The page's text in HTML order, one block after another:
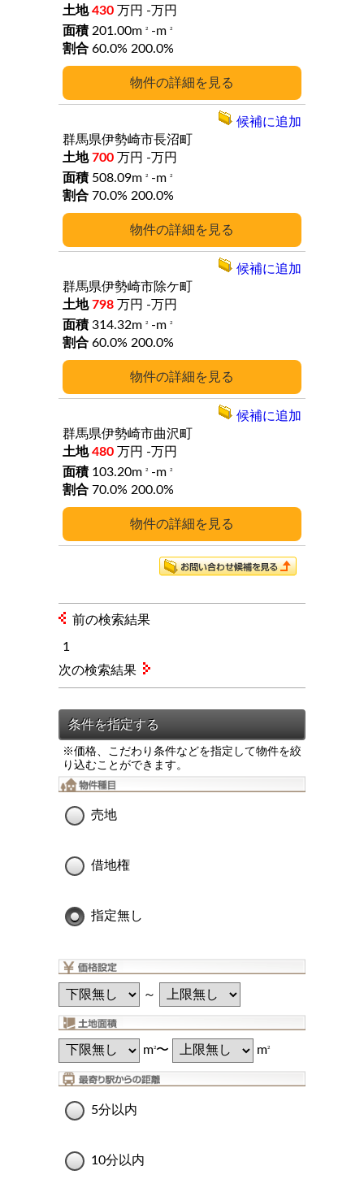
詳細
430 万円 -万円
201.00m
2 -m 2
60.0% 200.0%
詳細
群馬県伊勢崎市長沼町
700 万円 -万円
508.09m
2 -m 2
70.0% 200.0%
候補に追加
詳細
群馬県伊勢崎市除ケ町
798 万円 -万円
314.32m
2 -m 2
60.0% 200.0%
候補に追加
詳細
群馬県伊勢崎市曲沢町
480 万円 -万円
103.20m
2 -m 2
70.0% 200.0%
候補に追加
前の検索結果
1
※価格、こだわり条件などを指定して物件を絞
り込むことができます。
売地
借地権
指定無し
～
m2〜 m2
5分以内
10分以内